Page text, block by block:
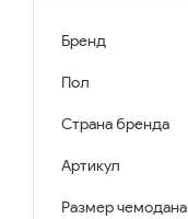
Бренд
Пол
Страна бренда
Артикул
Размер чемодана